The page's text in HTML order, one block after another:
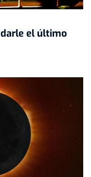
el último